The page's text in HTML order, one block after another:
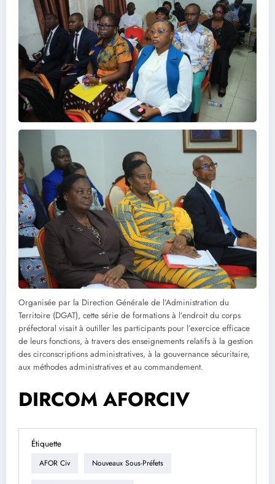
Organisée par la Direction Générale de l’Administration du
Territoire (DGAT), cette série de formations à l’endroit du corps
préfectoral visait à outiller les participants pour l’exercice efficace
de leurs fonctions, à travers des enseignements relatifs à la gestion
des circonscriptions administratives, à la gouvernance sécuritaire,
aux méthodes administratives et au commandement.
DIRCOM AFORCIV
Étiquette
AFOR Civ Nouveaux Sous-Préfets